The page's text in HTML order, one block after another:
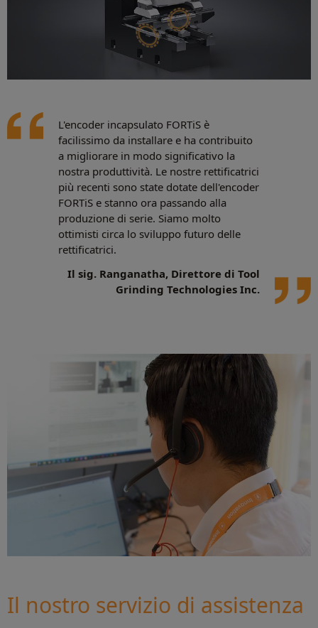
L'encoder incapsulato FORTiS è
facilissimo da installare e ha contribuito
a migliorare in modo significativo la
nostra produttività. Le nostre rettificatrici
più recenti sono state dotate dell'encoder
FORTiS e stanno ora passando alla
produzione di serie. Siamo molto
ottimisti circa lo sviluppo futuro delle
rettificatrici.
Il sig. Ranganatha, Direttore di Tool
Grinding Technologies Inc.
Il nostro servizio di assistenza